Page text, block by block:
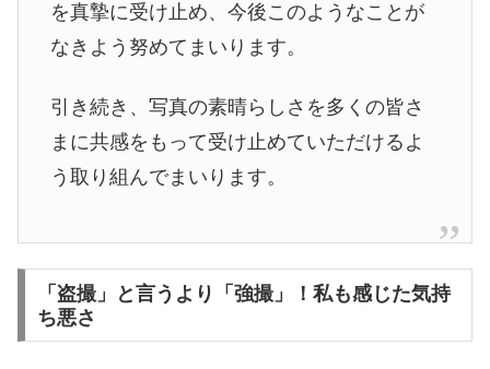
を真摯に受け止め、 今後このようなことが
なきよう努めてまいります。
引き続き、 写真の素晴らしさを多くの皆さ
まに共感をもって受け止めていただけるよ
う取り組んでまいります。
「盗撮」と言うより「強撮」！私も感じた気持
ち悪さ